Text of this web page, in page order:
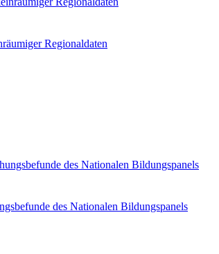
Regionaldaten
des Nationalen Bildungspanels